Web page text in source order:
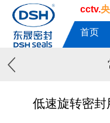
cctv.
首页
低速旋转密封